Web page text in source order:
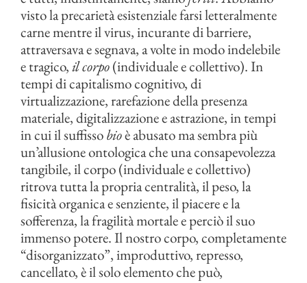
visto la precarietà esistenziale farsi letteralmente
carne mentre il virus, incurante di barriere,
attraversava e segnava, a volte in modo indelebile
e tragico,il corpo(individuale e collettivo). In
tempi di capitalismo cognitivo, di
virtualizzazione, rarefazione della presenza
materiale, digitalizzazione e astrazione, in tempi
in cui il suffissobioè abusato ma sembra più
un’allusione ontologica che una consapevolezza
tangibile, il corpo (individuale e collettivo)
ritrova tutta la propria centralità, il peso, la
fisicità organica e senziente, il piacere e la
sofferenza, la fragilità mortale e perciò il suo
immenso potere. Il nostro corpo, completamente
“disorganizzato”, improduttivo, represso,
cancellato, è il solo elemento che può,